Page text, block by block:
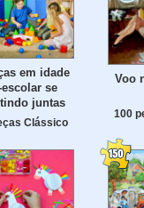
em idade
se
juntas
Clássico
Voo
100